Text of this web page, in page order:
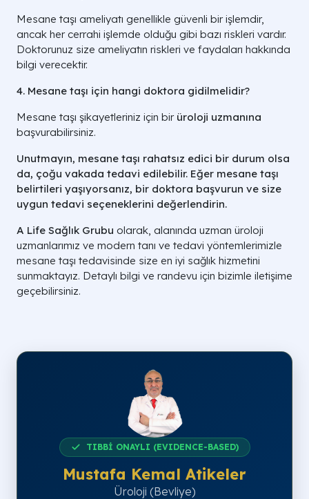
Mesane taşı ameliyatı genellikle güvenli bir işlemdir,
ancak her cerrahi işlemde olduğu gibi bazı riskleri vardır.
Doktorunuz size ameliyatın riskleri ve faydaları hakkında
bilgi verecektir.
4. Mesane taşı için hangi doktora gidilmelidir?
Mesane taşı şikayetleriniz için bir üroloji uzmanına
başvurabilirsiniz.
Unutmayın, mesane taşı rahatsız edici bir durum olsa
da, çoğu vakada tedavi edilebilir. Eğer mesane taşı
belirtileri yaşıyorsanız, bir doktora başvurun ve size
uygun tedavi seçeneklerini değerlendirin.
A Life Sağlık Grubu olarak, alanında uzman üroloji
uzmanlarımız ve modern tanı ve tedavi yöntemlerimizle
mesane taşı tedavisinde size en iyi sağlık hizmetini
sunmaktayız. Detaylı bilgi ve randevu için bizimle iletişime
geçebilirsiniz.
TIBBİ ONAYLI (EVIDENCE-BASED)
Mustafa Kemal Atikeler
Üroloji (Bevliye)